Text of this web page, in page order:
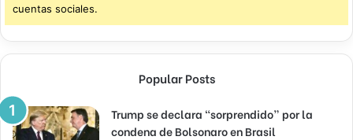
cuentas sociales.
Popular Posts
Trump se declara “sorprendido” por la
condena de Bolsonaro en Brasil